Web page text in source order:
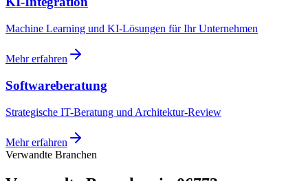
Machine Learning und KI-Lösungen für Ihr Unternehmen
Mehr erfahren
Softwareberatung
Strategische IT-Beratung und Architektur-Review
Mehr erfahren
Verwandte Branchen